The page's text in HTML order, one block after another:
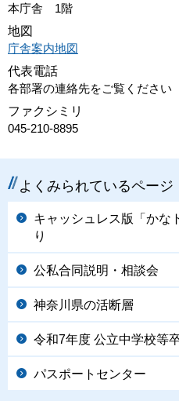
本庁舎 1階
地図
庁舎案内地図
代表電話
各部署の連絡先をご覧ください
ファクシミリ
045-210-8895
よくみられているページ
キャッシュレス版「かな
り
公私合同説明・相談会
神奈川県の活断層
令和7年度 公立中学校等
パスポートセンター